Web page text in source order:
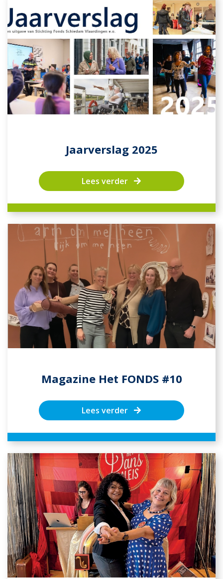
Jaarverslag 2025
Lees verder
Magazine Het FONDS #10
Lees verder